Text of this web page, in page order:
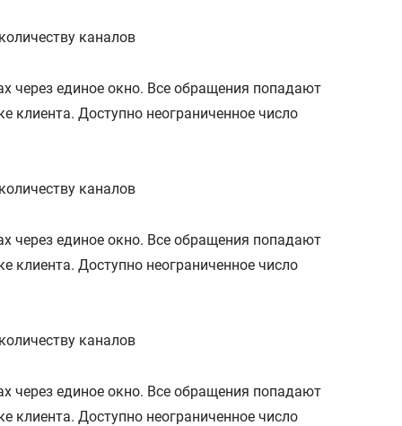
каналов
через единое окно. Все обращения попадают
Доступно неограниченное число
каналов
через единое окно. Все обращения попадают
Доступно неограниченное число
каналов
через единое окно. Все обращения попадают
Доступно неограниченное число